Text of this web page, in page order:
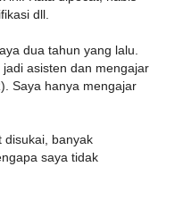
dll.
dua tahun yang lalu.
asisten dan mengajar
Saya hanya mengajar
disukai, banyak
saya tidak